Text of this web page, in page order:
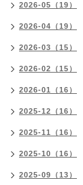
2026-05（19）
2026-04（19）
2026-03（15）
2026-02（15）
2026-01（16）
2025-12（16）
2025-11（16）
2025-10（16）
2025-09（13）